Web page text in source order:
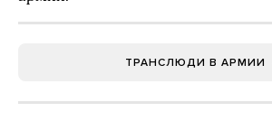
ТРАНСЛЮДИ В АРМИИ